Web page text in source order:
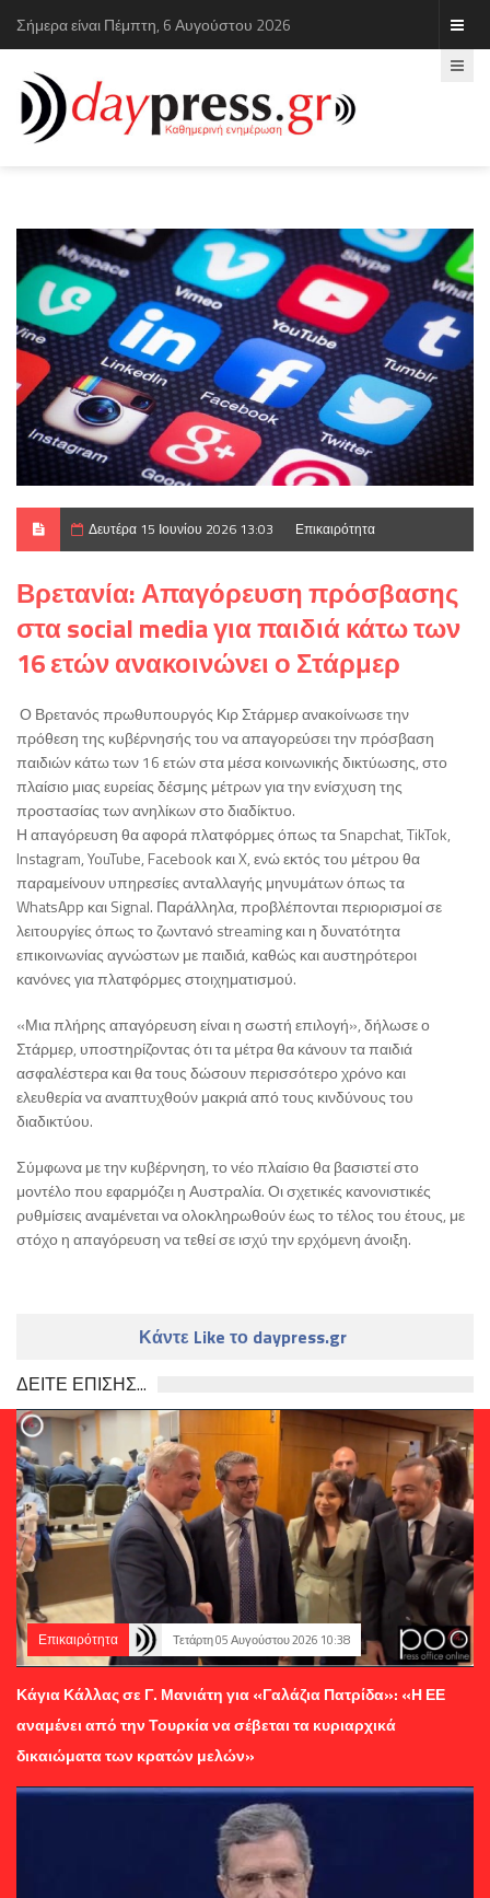
Σήμερα είναι Πέμπτη, 6 Αυγούστου 2026
Δευτέρα 15 Ιουνίου 2026 13:03 Επικαιρότητα
Βρετανία: Απαγόρευση πρόσβασης
στα social media για παιδιά κάτω των
16 ετών ανακοινώνει ο Στάρμερ
Ο Βρετανός πρωθυπουργός Κιρ Στάρμερ ανακοίνωσε την
πρόθεση της κυβέρνησής του να απαγορεύσει την πρόσβαση
παιδιών κάτω των 16 ετών στα μέσα κοινωνικής δικτύωσης, στο
πλαίσιο μιας ευρείας δέσμης μέτρων για την ενίσχυση της
προστασίας των ανηλίκων στο διαδίκτυο.
Η απαγόρευση θα αφορά πλατφόρμες όπως τα Snapchat, TikTok,
Instagram, YouTube, Facebook και X, ενώ εκτός του μέτρου θα
παραμείνουν υπηρεσίες ανταλλαγής μηνυμάτων όπως τα
WhatsApp και Signal. Παράλληλα, προβλέπονται περιορισμοί σε
λειτουργίες όπως το ζωντανό streaming και η δυνατότητα
επικοινωνίας αγνώστων με παιδιά, καθώς και αυστηρότεροι
κανόνες για πλατφόρμες στοιχηματισμού.
«Μια πλήρης απαγόρευση είναι η σωστή επιλογή», δήλωσε ο
Στάρμερ, υποστηρίζοντας ότι τα μέτρα θα κάνουν τα παιδιά
ασφαλέστερα και θα τους δώσουν περισσότερο χρόνο και
ελευθερία να αναπτυχθούν μακριά από τους κινδύνους του
διαδικτύου.
Σύμφωνα με την κυβέρνηση, το νέο πλαίσιο θα βασιστεί στο
μοντέλο που εφαρμόζει η Αυστραλία. Οι σχετικές κανονιστικές
ρυθμίσεις αναμένεται να ολοκληρωθούν έως το τέλος του έτους, με
στόχο η απαγόρευση να τεθεί σε ισχύ την ερχόμενη άνοιξη.
Κάντε Like το daypress.gr
ΔΕΙΤΕ ΕΠΙΣΗΣ...
Επικαιρότητα Τετάρτη 05 Αυγούστου 2026 10:38
Κάγια Κάλλας σε Γ. Μανιάτη για «Γαλάζια Πατρίδα»: «Η ΕΕ
αναμένει από την Τουρκία να σέβεται τα κυριαρχικά
δικαιώματα των κρατών μελών»